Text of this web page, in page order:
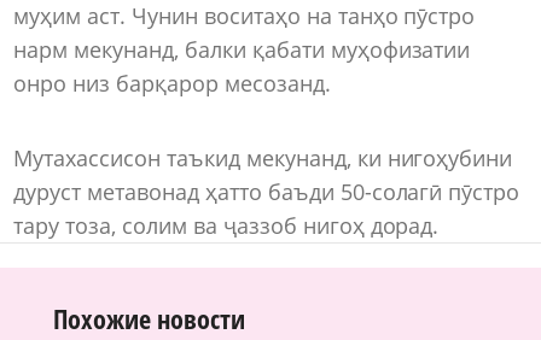
муҳим аст. Чунин воситаҳо на танҳо пӯстро
нарм мекунанд, балки қабати муҳофизатии
онро низ барқарор месозанд.
Мутахассисон таъкид мекунанд, ки нигоҳубини
дуруст метавонад ҳатто баъди 50-солагӣ пӯстро
тару тоза, солим ва ҷаззоб нигоҳ дорад.
Похожие новости